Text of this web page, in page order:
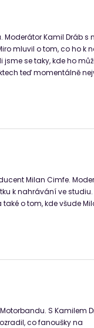
Moderátor Kamil Dráb s
mluvil o tom, co ho k
se taky, kde ho
teď momentálně
Milan Cimfe.
k nahrávání ve studiu.
o tom, kde všude
S Kamilem
co fanoušky na